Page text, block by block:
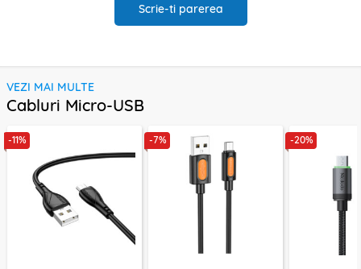
Scrie-ti parerea
VEZI MAI MULTE
Cabluri Micro-USB
-11% -7% -20%